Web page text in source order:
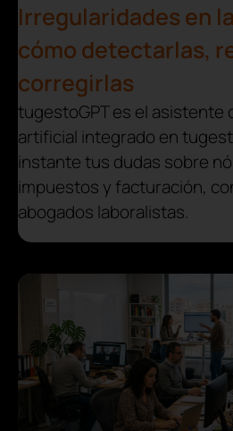
Irregularidades en
cómo detectarlas,
corregirlas
tugestoGPT es el asistente
artificial integrado en
instante tus dudas sobre
impuestos y facturación,
abogados laboralistas.